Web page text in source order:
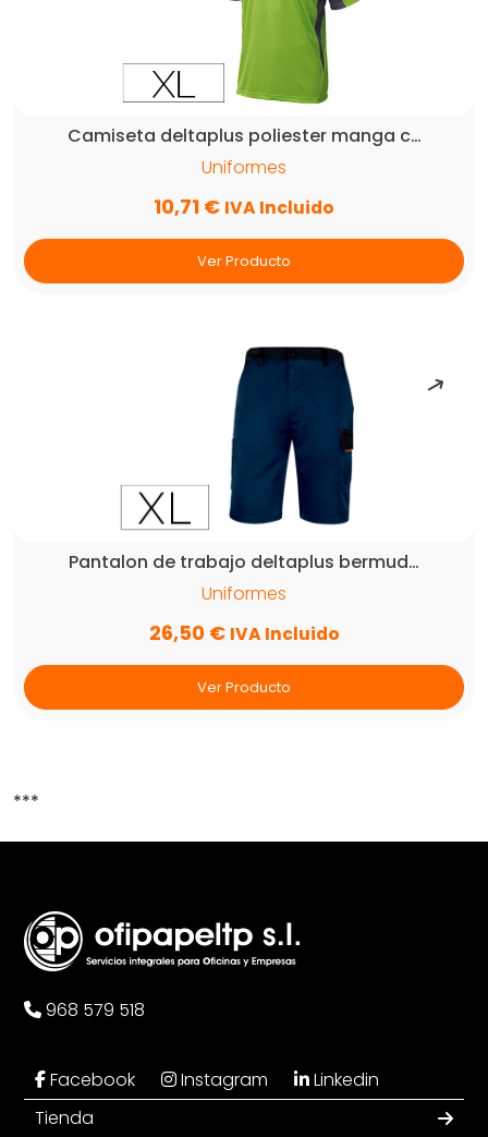
Camiseta deltaplus poliester manga c…
Uniformes
10,71 € IVA Incluido
Ver Producto
Pantalon de trabajo deltaplus bermud…
Uniformes
26,50 € IVA Incluido
Ver Producto
***
968 579 518
Facebook Instagram
Linkedin
Tienda